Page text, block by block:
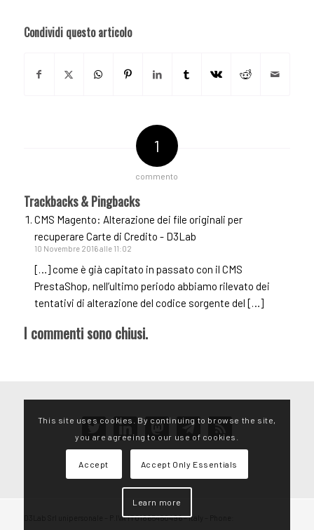
Condividi questo articolo
1
commento
Trackbacks & Pingbacks
CMS Magento: Alterazione dei file originali per
recuperare Carte di Credito - D3Lab
10 Novembre 2016 alle 11:02
[…] come è già capitato in passato con il CMS
PrestaShop, nell’ultimo periodo abbiamo rilevato dei
tentativi di alterazione del codice sorgente del […]
I commenti sono chiusi.
twitterlinkedinmastodontelegramrss
D3Lab Srl unipersonale – P.IVA IT01865450496 – Italy – Phone:
This site uses cookies. By continuing to browse the site,
you are agreeing to our use of cookies.
Accept Accept Only Essentials
Learn more